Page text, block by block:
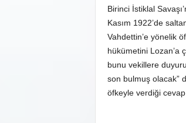
Birinci İstiklal
Kasım 1922’de
Vahdettin’e yönelik
hükümetini Lozan’a
bunu vekillere
son bulmuş olacak”
öfkeyle verdiği cevap